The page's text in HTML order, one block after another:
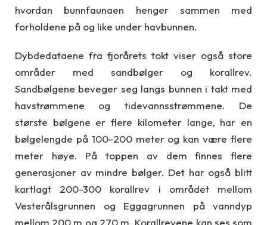
hvordan bunnfaunaen henger sammen med
forholdene på og like under havbunnen.
Dybdedataene fra fjorårets tokt viser også store
områder med sandbølger og korallrev.
Sandbølgene beveger seg langs bunnen i takt med
havstrømmene og tidevannsstrømmene. De
største bølgene er flere kilometer lange, har en
bølgelengde på 100-200 meter og kan være flere
meter høye. På toppen av dem finnes flere
generasjoner av mindre bølger. Det har også blitt
kartlagt 200-300 korallrev i området mellom
Vesterålsgrunnen og Eggagrunnen på vanndyp
mellom 200 m og 270 m. Korallrevene kan ses som